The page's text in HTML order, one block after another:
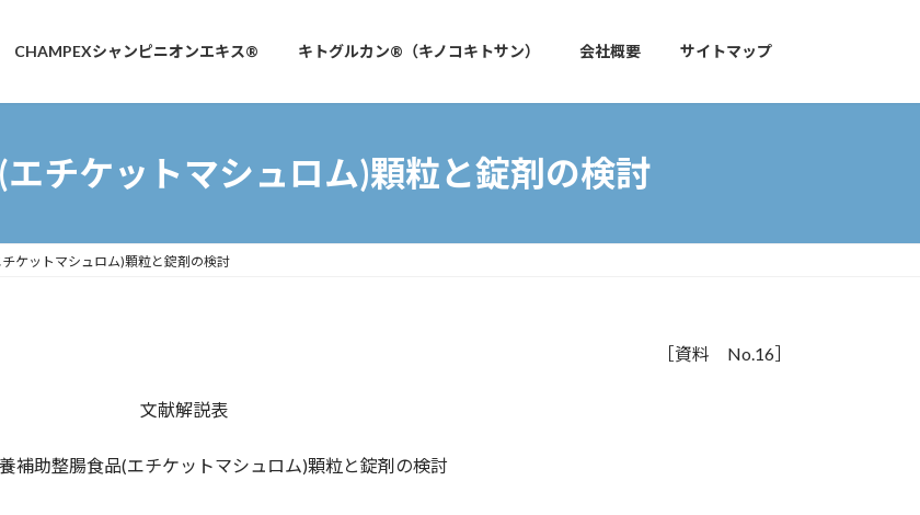
CHAMPEXシャンピニオンエキス® キトグルカン®（キノコキトサン） 会社概要 サイトマップ
チケットマシュロム)顆粒と錠剤の検討
ケットマシュロム)顆粒と錠剤の検討
［資料 No.16］
文献解説表
補助整腸食品(エチケットマシュロム)顆粒と錠剤の検討